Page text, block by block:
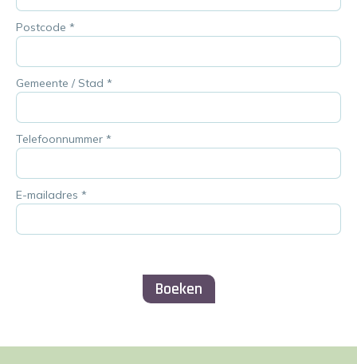
Postcode *
Gemeente / Stad *
Telefoonnummer *
E-mailadres *
Boeken